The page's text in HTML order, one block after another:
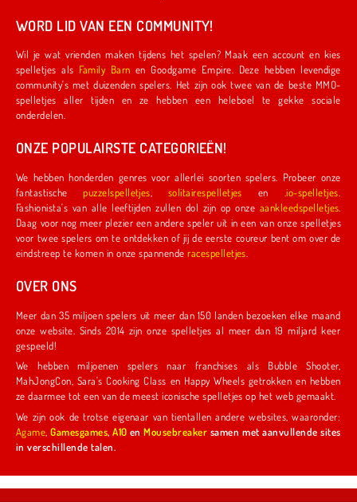
WORD LID VAN EEN COMMUNITY!
Wil je wat vrienden maken tijdens het spelen? Maak een account en kies
spelletjes als
Family Barn en Goodgame Empire. Deze hebben levendige
community's met duizenden spelers. Het zijn ook twee van de beste MMO-
spelletjes aller tijden en ze hebben een heleboel te gekke sociale
onderdelen.
ONZE POPULAIRSTE CATEGORIEËN!
We hebben honderden genres voor allerlei soorten spelers. Probeer onze
fantastischepuzzelspelletjes solitairespelletjes en .io-spelletjes
Fashionista's van alle leeftijden zullen dol zijn op onze aankleedspelletjes
Daag voor nog meer plezier een andere speler uit in een van onze spelletjes
voor twee spelers om te ontdekken of jij de eerste coureur bent om over de
eindstreep te komen in onze spannenderacespelletjes
OVER ONS
Meer dan 35 miljoen spelers uit meer dan 150 landen bezoeken elke maand
onze website. Sinds 2014 zijn onze spelletjes al meer dan 19 miljard keer
gespeeld!
We hebben miljoenen spelers naar franchises als Bubble Shooter,
MahJongCon, Sara's Cooking Class en Happy Wheels getrokken en hebben
ze daarmee tot een van de meest iconische spelletjes op het web gemaakt.
We zijn ook de trotse eigenaar van tientallen andere websites, waaronder:
Agame ,Gamesgames,A10 enMousebreaker samen met aanvullende sites
in verschillende talen.